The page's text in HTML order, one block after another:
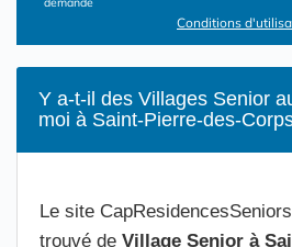
Conditions
Y a-t-il des Villages Senior
moi à Saint-Pierre-des-
Le site
trouvé de Village Senior à